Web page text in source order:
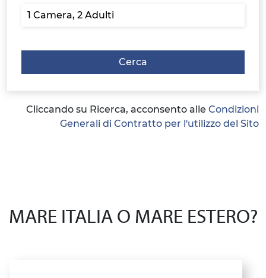
Cerca
Cliccando su Ricerca, acconsento alle Condizioni
Generali di Contratto per l'utilizzo del Sito
MARE ITALIA O MARE ESTERO?